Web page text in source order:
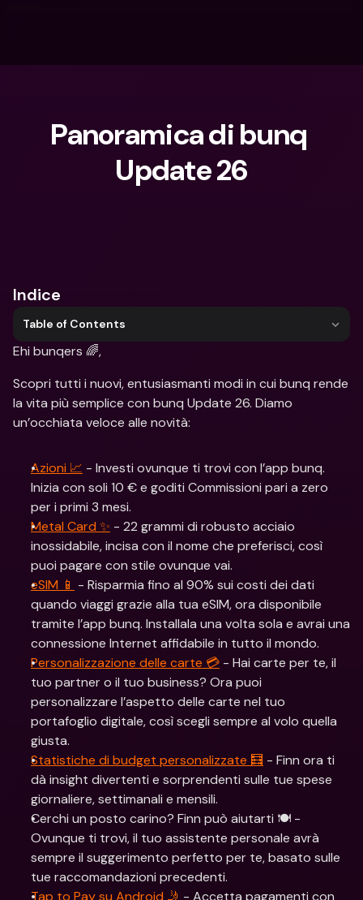
Panoramica di bunq
Update 26
Indice
Table of Contents
Ehi bunqers 🌈,
Scopri tutti i nuovi, entusiasmanti modi in cui bunq rende
la vita più semplice con bunq Update 26. Diamo
un’occhiata veloce alle novità:
Azioni 📈 - Investi ovunque ti trovi con l’app bunq.
Inizia con soli 10 € e goditi Commissioni pari a zero
per i primi 3 mesi.
Metal Card ✨ - 22 grammi di robusto acciaio
inossidabile, incisa con il nome che preferisci, così
puoi pagare con stile ovunque vai.
eSIM 📱 - Risparmia fino al 90% sui costi dei dati
quando viaggi grazie alla tua eSIM, ora disponibile
tramite l’app bunq. Installala una volta sola e avrai una
connessione Internet affidabile in tutto il mondo.
Personalizzazione delle carte 💳 - Hai carte per te, il
tuo partner o il tuo business? Ora puoi
personalizzare l’aspetto delle carte nel tuo
portafoglio digitale, così scegli sempre al volo quella
giusta.
Statistiche di budget personalizzate 🧮 - Finn ora ti
dà insight divertenti e sorprendenti sulle tue spese
giornaliere, settimanali e mensili.
Cerchi un posto carino? Finn può aiutarti 🍽️ -
Ovunque ti trovi, il tuo assistente personale avrà
sempre il suggerimento perfetto per te, basato sulle
tue raccomandazioni precedenti.
Tap to Pay su Android 🤳 - Accetta pagamenti con